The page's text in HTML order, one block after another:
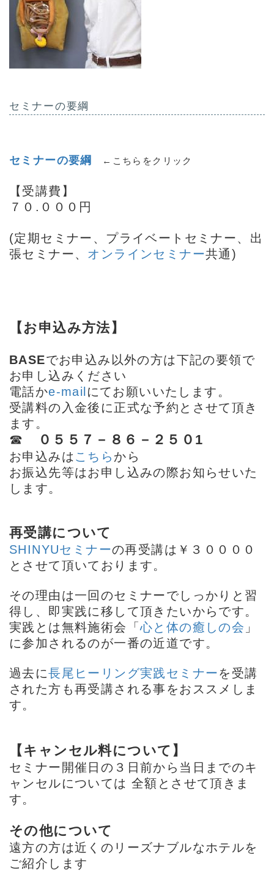
セミナーの要綱
セミナーの要綱 ←こちらをクリック
【受講費】
７０.０００円
(定期セミナー、プライベートセミナー、出
張セミナー、 オンラインセミナー共通)
【お申込み方法】
BASEでお申込み以外の方は下記の要領で
お申し込みください
電話かe-mail にてお願いいたします。
受講料の入金後に正式な予約とさせて頂き
ます。
☎ ０５５７－８６－２５０1
お申込みは こちら から
お振込先等はお申し込みの際お知らせいた
します。
再受講について
SHINYUセミナーの再受講は￥３００００
とさせて頂いております。
その理由は一回のセミナーでしっかりと習
得し、即実践に移して頂きたいからです。
実践とは無料施術会「心と体の癒しの会 」
に参加されるのが一番の近道です。
過去に長尾ヒーリング実践セミナーを受講
された方も再受講される事をおススメしま
す。
【キャンセル料について】
セミナー開催日の３日前から当日までのキ
ャンセルについては 全額とさせて頂きま
す。
その他について
遠方の方は近くのリーズナブルなホテルを
ご紹介します